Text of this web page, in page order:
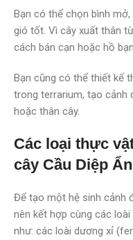
Bạn có thể chọn bình
gió tốt. Vì cây xuất thân
cách bán cạn hoặc hồ
Bạn cũng có thể thiết kế
trong terrarium, tạo cảnh
hoặc thân cây.
Các loại thực
cây Cầu Diệp Ẩn
Để tạo một hệ sinh cảnh
nên kết hợp cùng các loài
như: các loài dương xỉ